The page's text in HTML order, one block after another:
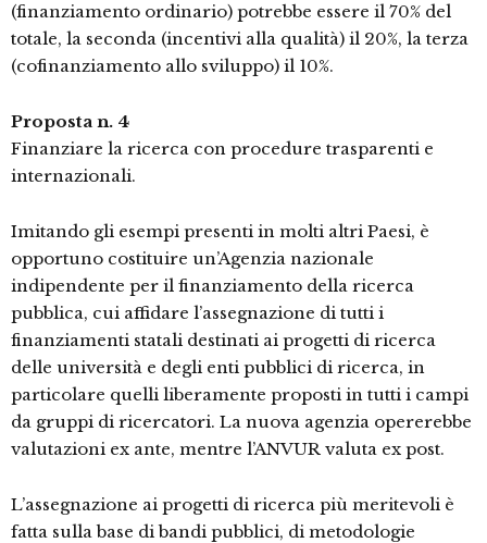
(finanziamento ordinario) potrebbe essere il 70% del
totale, la seconda (incentivi alla qualità) il 20%, la terza
(cofinanziamento allo sviluppo) il 10%.
Proposta n. 4
Finanziare la ricerca con procedure trasparenti e
internazionali.
Imitando gli esempi presenti in molti altri Paesi, è
opportuno costituire un’Agenzia nazionale
indipendente per il finanziamento della ricerca
pubblica, cui affidare l’assegnazione di tutti i
finanziamenti statali destinati ai progetti di ricerca
delle università e degli enti pubblici di ricerca, in
particolare quelli liberamente proposti in tutti i campi
da gruppi di ricercatori. La nuova agenzia opererebbe
valutazioni ex ante, mentre l’ANVUR valuta ex post.
L’assegnazione ai progetti di ricerca più meritevoli è
fatta sulla base di bandi pubblici, di metodologie